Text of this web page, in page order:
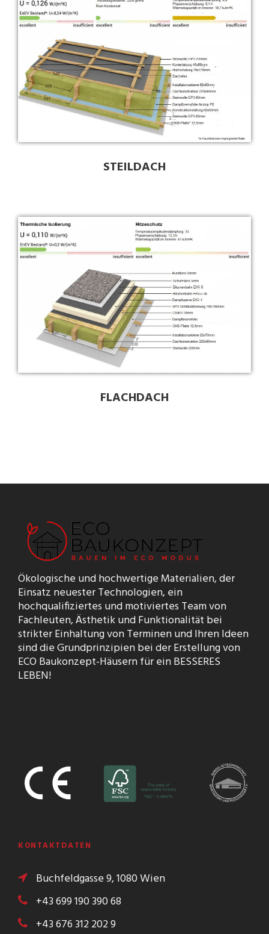
STEILDACH
FLACHDACH
Ökologische und hochwertige Materialien, der
Einsatz neuester Technologien, ein
hochqualifiziertes und motiviertes Team von
Fachleuten, Ästhetik und Funktionalität bei
strikter Einhaltung von Terminen und Ihren Ideen
sind die Grundprinzipien bei der Erstellung von
ECO Baukonzept-Häusern für ein BESSERES
LEBEN!
KONTAKTDATEN
Buchfeldgasse 9, 1080 Wien
+43 699 190 390 68
+43 676 312 202 9